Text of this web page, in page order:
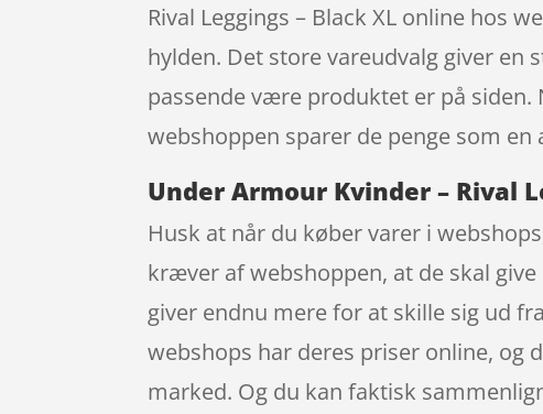
Rival Leggings – Black XL online hos
hylden. Det store vareudvalg giver
passende være produktet er på
webshoppen sparer de penge som
Under Armour Kvinder – Rival
Husk at når du køber varer i
kræver af webshoppen, at de skal
giver endnu mere for at skille sig ud
webshops har deres priser online, og
marked. Og du kan faktisk